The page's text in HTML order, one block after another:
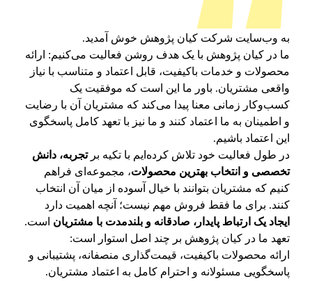
“
به وب‌سایت شرکت کیان پژوهش خوش آمدید.
ما در کیان پژوهش با یک هدف روشن فعالیت می‌کنیم: ارائه
محصولات و خدمات باکیفیت، قابل اعتماد و متناسب با نیاز
واقعی مشتریان. باور ما این است که موفقیت یک
کسب‌وکار زمانی معنا پیدا می‌کند که مشتریان آن با رضایت
و اطمینان به ما اعتماد کنند و ما نیز با تعهد کامل پاسخگوی
این اعتماد باشیم.
در طول فعالیت خود تلاش کرده‌ایم با تکیه برتجربه، دانش
تخصصی و انتخاب بهترین محصولات، مجموعه‌ای فراهم
کنیم که مشتریان بتوانند با خیال آسوده از میان آن انتخاب
کنند. برای ما فقط فروش مهم نیست؛ آنچه اهمیت دارد
ایجاد یک ارتباط پایدار، صادقانه و بلندمدت با مشتریان است.
تعهد ما در کیان پژوهش بر چند اصل استوار است:
ارائه محصولات باکیفیت، قیمت‌گذاری منصفانه، پشتیبانی و
پاسخگویی مسئولانه و احترام کامل به اعتماد مشتریان.